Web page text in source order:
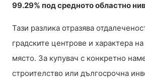
99.29% под средното областно
Тази разлика отразява
градските центрове и характера
място. За купувач с конкретно
строителство или дългосрочна